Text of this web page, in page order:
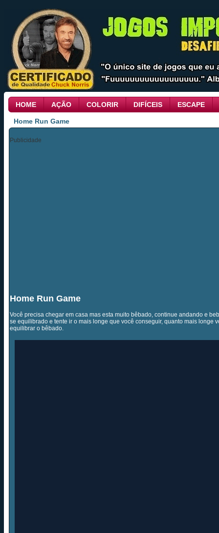
HOME AÇÃO COLORIR DIFÍCEIS ESCAPE
Home Run Game
Publicidade
Home Run Game
Você precisa chegar em casa mas esta muito bêbado, continue andando e
se equilibrado e tente ir o mais longe que você conseguir, quanto mais longe
equilibrar o bêbado.